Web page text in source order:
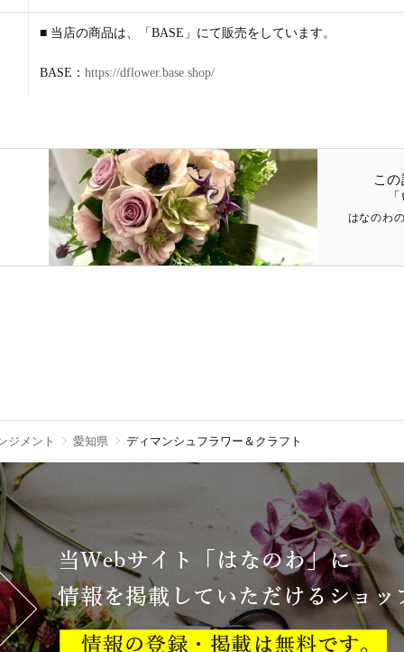
■ 当店の商品は、「BASE」にて販売をしています。
BASE： https://dflower.base.shop/
こ
はなのわ
ジメント 愛知県 ディマンシュフラワー＆クラフト